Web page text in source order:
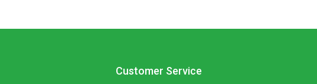
Customer Service